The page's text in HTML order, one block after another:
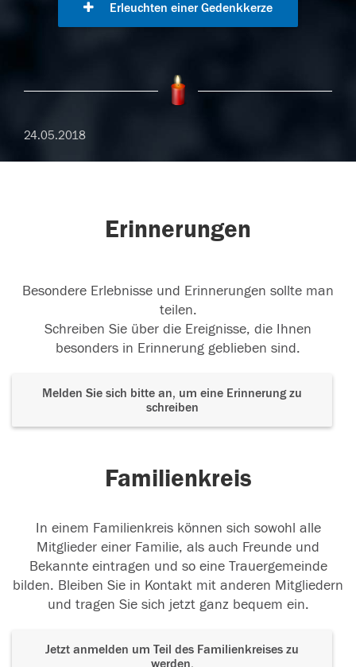
Erleuchten einer Gedenkkerze
24.05.2018
Erinnerungen
Besondere Erlebnisse und Erinnerungen sollte man
teilen.
Schreiben Sie über die Ereignisse, die Ihnen
besonders in Erinnerung geblieben sind.
Melden Sie sich bitte an, um eine Erinnerung zu
schreiben
Familienkreis
In einem Familienkreis können sich sowohl alle
Mitglieder einer Familie, als auch Freunde und
Bekannte eintragen und so eine Trauergemeinde
bilden. Bleiben Sie in Kontakt mit anderen Mitgliedern
und tragen Sie sich jetzt ganz bequem ein.
Jetzt anmelden um Teil des Familienkreises zu
werden.